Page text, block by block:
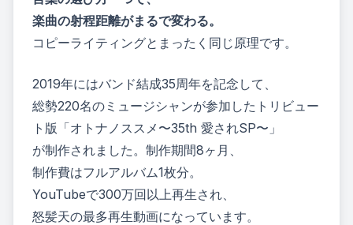
楽曲の射程距離がまるで変わる。
コピーライティングとまったく同じ原理です。
2019年にはバンド結成35周年を記念して、
総勢220名のミュージシャンが参加した トリビュー
ト版「オトナノススメ〜35th 愛されSP〜」
が制作されました。制作期間8ヶ月、
制作費はフルアルバム1枚分。
YouTubeで300万回以上再生され、
怒髪天の最多再生動画になっています。